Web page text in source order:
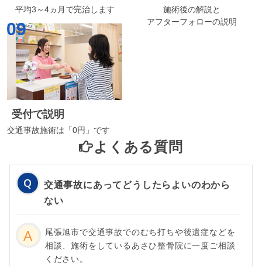
平均3～4ヵ月で完治します
施術後の解説と
アフターフォローの説明
09
受付で説明
交通事故施術は「0円」です
よくある質問
交通事故にあってどうしたらよいのわから
ない
尾張旭市で交通事故でのむち打ちや後遺症などを
相談、施術をしているあさひ整骨院に一度ご相談
ください。